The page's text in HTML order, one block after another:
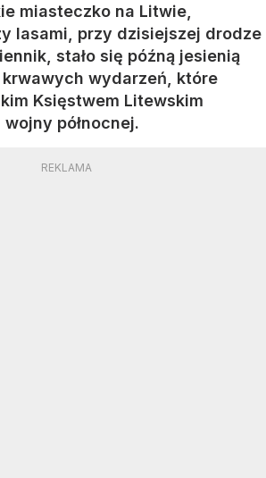
miasteczko na Litwie,
lasami, przy dzisiejszej drodze
stało się późną jesienią
krwawych wydarzeń, które
Księstwem Litewskim
północnej.